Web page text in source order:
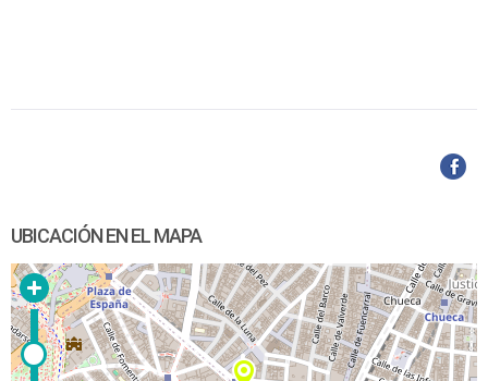
UBICACIÓN EN EL MAPA